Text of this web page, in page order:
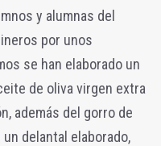
y alumnas del
por unos
se han elaborado un
de oliva virgen extra
además del gorro de
delantal elaborado,